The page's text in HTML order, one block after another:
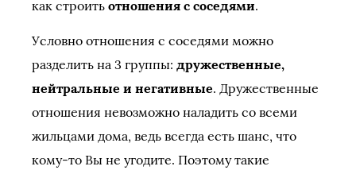
как строить отношения с соседями.
Условно отношения с соседями можно
разделить на 3 группы: дружественные,
нейтральные и негативные. Дружественные
отношения невозможно наладить со всеми
жильцами дома, ведь всегда есть шанс, что
кому-то Вы не угодите. Поэтому такие